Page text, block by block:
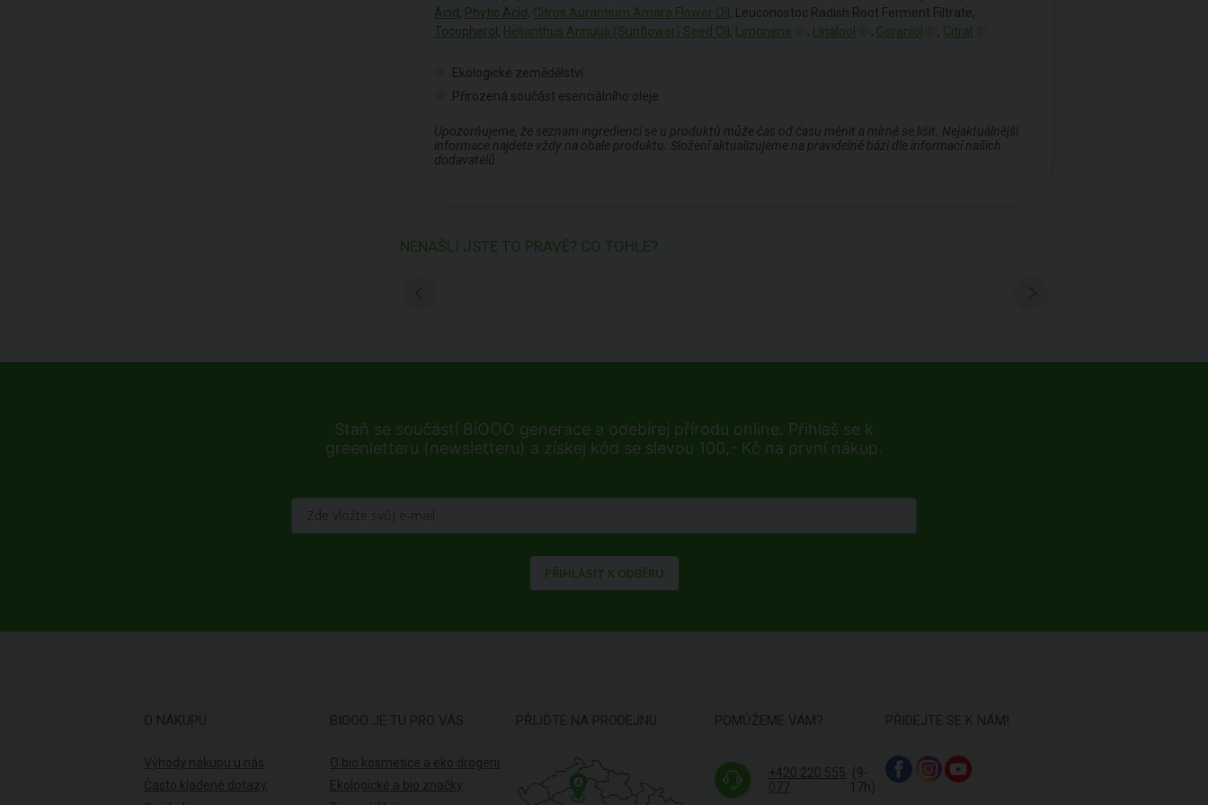
Acid, Phytic Acid, Citrus Aurantium Amara Flower Oil , Leuconostoc Radish Root Ferment Filtrate,
Tocopherol , Helianthus Annuus (Sunflower) Seed Oil , Limonene , Linalool , Geraniol , Citral
Ekologické zemědělství
Přirozená součást esenciálního oleje
Upozorňujeme, že seznam ingrediencí se u produktů může čas od času měnit a mírně se lišit. Nejaktuálnější
informace najdete vždy na obale produktu. Složení aktualizujeme na pravidelné bázi dle informací našich
dodavatelů.
NENAŠLI JSTE TO PRAVÉ? CO TOHLE?
Staň se součástí BiOOO generace a odebírej přírodu online. Přihlaš se k
greenletteru (newsletteru) a získej kód se slevou 100,- Kč na první nákup.
PŘIHLÁSIT K ODBĚRU
O NÁKUPU
Výhody nákupu u nás
Často kladené dotazy
BIOOO JE TU PRO VÁS
O bio kosmetice a eko drogerii
Ekologické a bio značky
PŘIJĎTE NA PRODEJNU
4
POMŮŽEME VÁM?
+420 220 555
077
(9-
17h)
PŘIDEJTE SE K NÁM!